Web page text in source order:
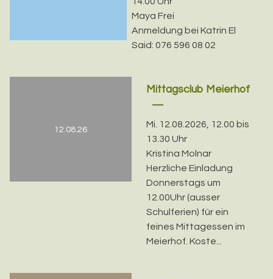
Maya Frei
Anmeldung bei Katrin El
Said: 076 596 08 02
12.08.26
Mittagsclub Meierhof
Mi. 12.08.2026, 12.00 bis
13.30 Uhr
Kristina Molnar
Herzliche Einladung
Donnerstags um
12.00Uhr (ausser
Schulferien) für ein
feines Mittagessen im
Meierhof. Koste...